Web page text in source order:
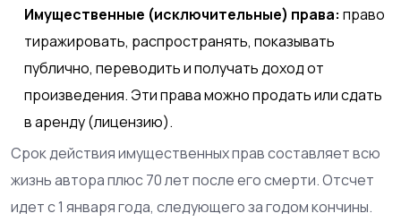
Имущественные (исключительные) права: право
тиражировать, распространять, показывать
публично, переводить и получать доход от
произведения. Эти права можно продать или сдать
в аренду (лицензию).
Срок действия имущественных прав составляет всю
жизнь автора плюс 70 лет после его смерти. Отсчет
идет с 1 января года, следующего за годом кончины.